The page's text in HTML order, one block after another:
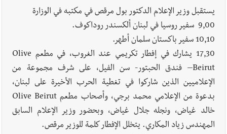
أخبار لبنان قراءات ومستجدات ومواقف في لبنان والمنطقة -
السبت 8-8-2026: لاءات إسرائيل الثلاث تضرب المسار التفاوضي
واتفاق مكة على طاولة الإقليم؟ | استهداف الجيش اللبناني يرفع
منسوب التصعيد الإسرائيلي؟ | الخيام وبنت جبيل خارج التجربة؟
أخبار لبنان
أسرار الصحف المحلية الصادرة في لبنان ليوم السبت 8-
8-2026
يستقبل وزير الإعلام الدكتور بول مرقص في مكتبه في الوزارة
9,00 سفير روسيا في لبنان ألكسندر روداكوف.
10,10 سفير باكستان سلمان أطهر.
17,30 يشارك في إفطار تكريمي عند الغروب، في مطعم Olive
Beirut– فندق الحبتور- سن الفيل، على شرف مجموعة من
الإعلاميين الذين شاركوا في تغطية الحرب الأخيرة على لبنان،
بدعوة من الإعلامي محمد برجي، وأصحاب مطعم Olive Beirut
خالد غياض، ونجله جلال غياض، وبحضور وزير الإعلام السابق
المهندس زياد المكاري. يتخلل الإفطار كلمة للوزير مرقص.